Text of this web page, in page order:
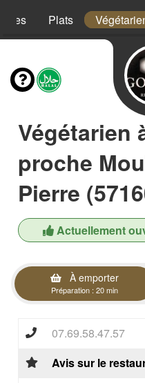
Plats
Végétarien
proche
Pierre
Actuellement
À emporter
Préparation : 20 min
07.69.58.47.57
Avis sur le